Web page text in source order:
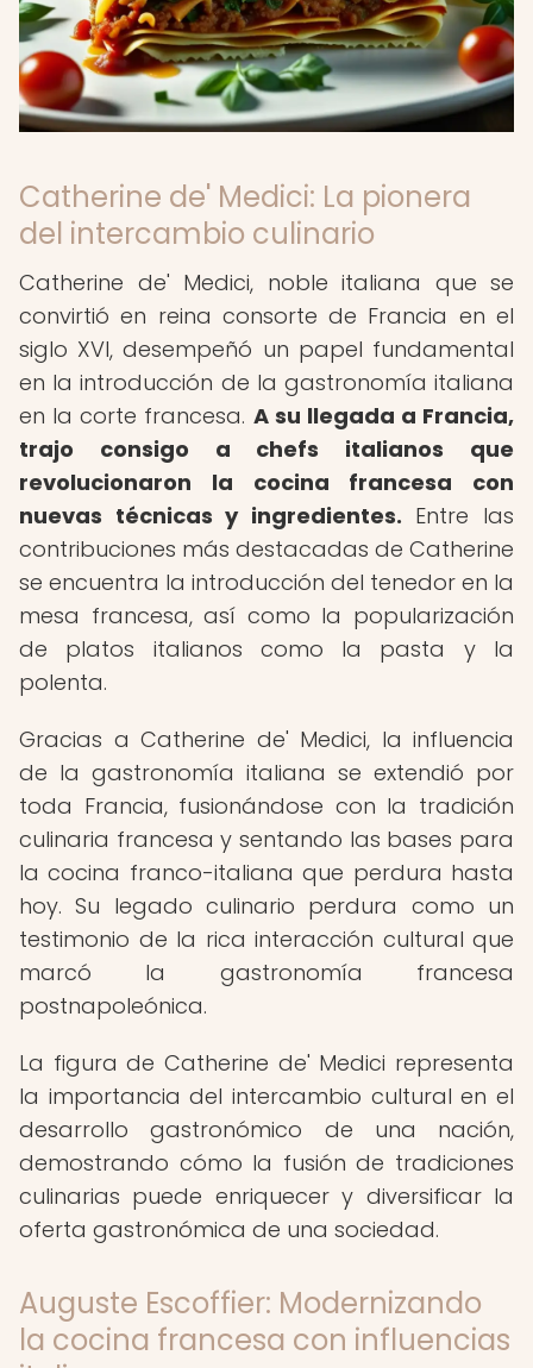
Catherine de' Medici: La pionera
del intercambio culinario
Catherine de' Medici, noble italiana que se
convirtió en reina consorte de Francia en el
siglo XVI, desempeñó un papel fundamental
en la introducción de la gastronomía italiana
en la corte francesa. A su llegada a Francia,
trajo consigo a chefs italianos que
revolucionaron la cocina francesa con
nuevas técnicas y ingredientes. Entre las
contribuciones más destacadas de Catherine
se encuentra la introducción del tenedor en la
mesa francesa, así como la popularización
de platos italianos como la pasta y la
polenta.
Gracias a Catherine de' Medici, la influencia
de la gastronomía italiana se extendió por
toda Francia, fusionándose con la tradición
culinaria francesa y sentando las bases para
la cocina franco-italiana que perdura hasta
hoy. Su legado culinario perdura como un
testimonio de la rica interacción cultural que
marcó la gastronomía francesa
postnapoleónica.
La figura de Catherine de' Medici representa
la importancia del intercambio cultural en el
desarrollo gastronómico de una nación,
demostrando cómo la fusión de tradiciones
culinarias puede enriquecer y diversificar la
oferta gastronómica de una sociedad.
Auguste Escoffier: Modernizando
la cocina francesa con influencias